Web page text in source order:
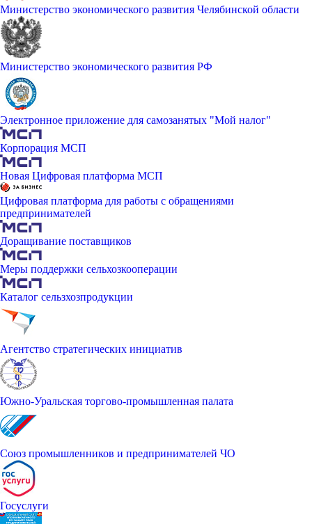
Министерство экономического развития Челябинской области
Министерство экономического развития РФ
Электронное приложение для самозанятых "Мой налог"
Корпорация МСП
Новая Цифровая платформа МСП
Цифровая платформа для работы с обращениями
предпринимателей
Доращивание поставщиков
Меры поддержки сельхозкооперации
Каталог сельзхозпродукции
Агентство стратегических инициатив
Южно-Уральская торгово-промышленная палата
Союз промышленников и предпринимателей ЧО
Госуслуги